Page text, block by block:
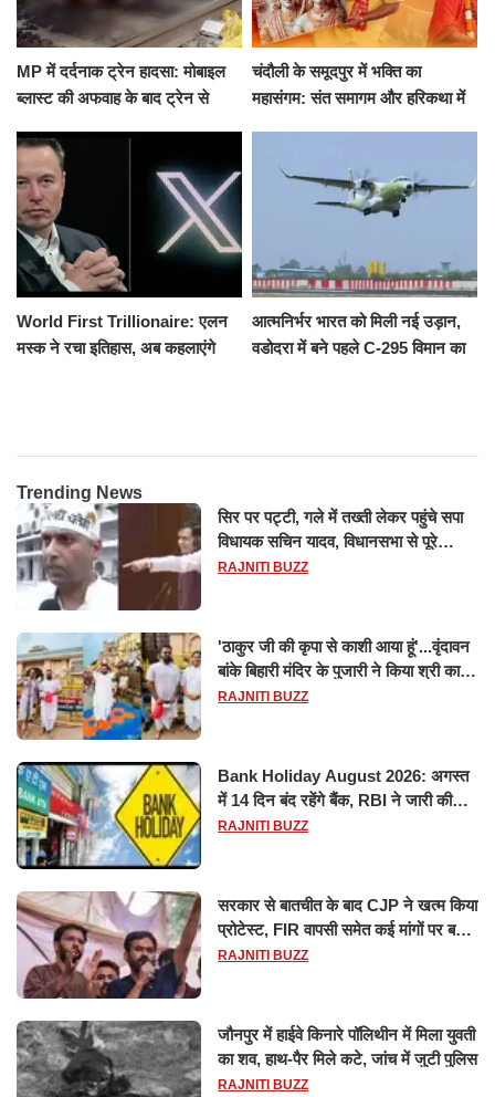
MP में दर्दनाक ट्रेन हादसा: मोबाइल
ब्लास्ट की अफवाह के बाद ट्रेन से
रौंदा, 4 की मौत
चंदौली के समूदपुर में भक्ति का
महासंगम: संत समागम और हरिकथा में
World First Trillionaire: एलन
मस्क ने रचा इतिहास, अब कहलाएंगे
आत्मनिर्भर भारत को मिली नई उड़ान,
वडोदरा में बने पहले C-295 विमान का
Trending News
सिर पर पट्टी, गले में तख्ती लेकर पहुंचे सपा
विधायक सचिन यादव, विधानसभा से पूरे
मानसून सत्र के लिए किया गया निलंबित
RAJNITI BUZZ
'ठाकुर जी की कृपा से काशी आया हूं'...वृंदावन
बांके बिहारी मंदिर के पुजारी ने किया श्री काशी
विश्वनाथ का जलाभिषेक
RAJNITI BUZZ
Bank Holiday August 2026: अगस्त
में 14 दिन बंद रहेंगे बैंक, RBI ने जारी की
छुट्टियों की लिस्ट​​​​​​​
RAJNITI BUZZ
सरकार से बातचीत के बाद CJP ने खत्म किया
प्रोटेस्ट, FIR वापसी समेत कई मांगों पर बनी
सहमति
RAJNITI BUZZ
जौनपुर में हाईवे किनारे पॉलिथीन में मिला युवती
का शव, हाथ-पैर मिले कटे, जांच में जुटी पुलिस
RAJNITI BUZZ